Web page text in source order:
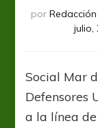
por
julio,
Social Mar
Defensores
a la línea